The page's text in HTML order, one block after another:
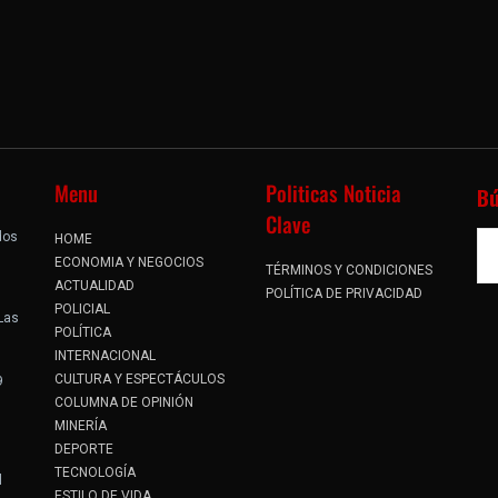
Menu
HOME
ECONOMIA Y NEGOCIOS
ACTUALIDAD
POLICIAL
POLÍTICA
INTERNACIONAL
CULTURA Y ESPECTÁCULOS
COLUMNA DE OPINIÓN
MINERÍA
DEPORTE
TECNOLOGÍA
Politicas Noticia
Clave
TÉRMINOS Y CONDICIONES
POLÍTICA DE PRIVACIDAD